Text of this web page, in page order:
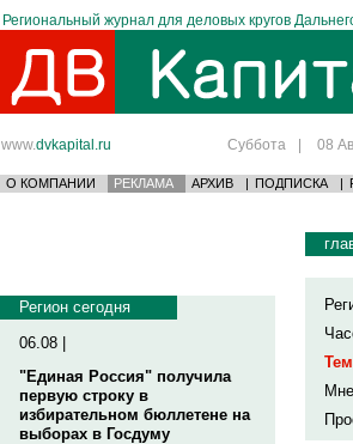
Региональный журнал для деловых кругов
www.dvkapital.ru Суббота | 08
О КОМПАНИИ РЕКЛАМА АРХИВ | ПОДПИСКА |
Регион сегодня
06.08 |
"Единая Россия" получила
первую строку в
избирательном бюллетене на
выборах в Госдуму